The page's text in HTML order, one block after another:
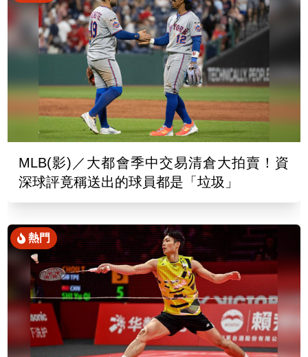
MLB(影)／大都會季中交易清倉大拍賣！資
深球評竟稱送出的球員都是「垃圾」
熱門